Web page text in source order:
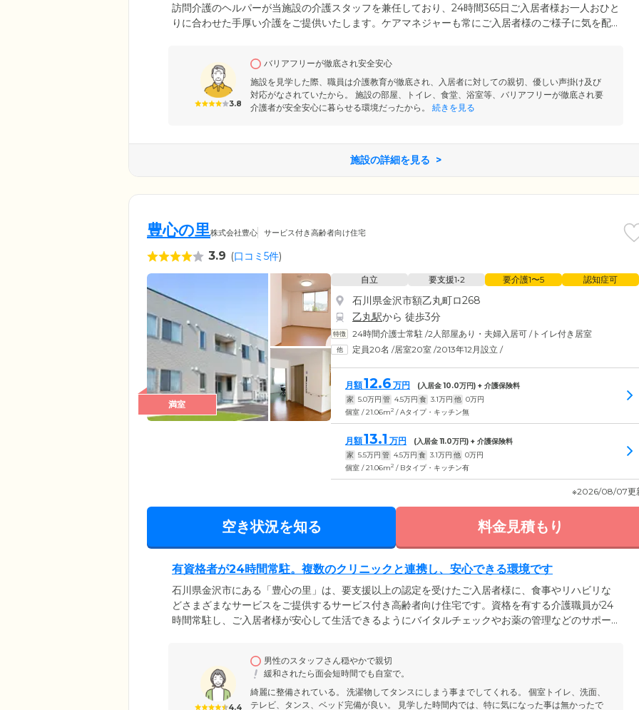
訪問介護のヘルパーが当施設の介護スタッフを兼任しており、24時間365日ご入居者様お一人おひと
りに合わせた手厚い介護をご提供いたします。ケアマネジャーも常にご入居者様のご様子に気を配
てお任せいただけます。常時医療行為が必要な方は、訪問看護サービスや提携クリニックがサポー
トいたしますので、ぜひ一度ご相談ください。
3.8
バリアフリーが徹底され安全安心
施設を見学した際、職員は介護教育が徹底され、入居者に対しての親切、優しい声掛け及び
対応がなされていたから。 施設の部屋、トイレ、食堂、浴室等、バリアフリーが徹底され要
介護者が安全安心に暮らせる環境だったから。
続きを見る
施設の詳細を見る
豊心の里株式会社豊心 サービス付き高齢者向け住宅
3.9 (口コミ5件)
満室
自立 要支援1•2 要介護1〜5 認知症可
石川県金沢市額乙丸町ロ268
乙丸駅から 徒歩3分
24時間介護士常駐 /2人部屋あり・夫婦入居可 /トイレ付き居室
定員20名 /居室20室 /2013年12月設立 /
月額12.6 万円 (入居金10.0万円) + 介護保険料
家 5.0万円 管 4.5万円 食 3.1万円 他 0万円
個室 / 21.06m2 / Aタイプ・キッチン無
月額13.1 万円 (入居金11.0万円) + 介護保険料
家 5.5万円 管 4.5万円 食 3.1万円 他 0万円
個室 / 21.06m2 / Bタイプ・キッチン有
※2026/08/07更
空き状況を知る 料金見積もり
有資格者が24時間常駐。複数のクリニックと連携し、安心できる環境です
石川県金沢市にある「豊心の里」は、要支援以上の認定を受けたご入居者様に、食事やリハビリな
どさまざまなサービスをご提供するサービス付き高齢者向け住宅です。資格を有する介護職員が24
時間常駐し、ご入居者様が安心して生活できるようにバイタルチェックやお薬の管理などのサポー
しております。短期入居も可能ですので、ぜひ一度ご相談ください。
4.4
男性のスタッフさん穏やかで親切
緩和されたら面会短時間でも自室で。
綺麗に整備されている。 洗濯物してタンスにしまう事までしてくれる。 個室トイレ、洗面、
テレビ、タンス、ベッド完備が良い。 見学した時間内では、特に気になった事は無かったで